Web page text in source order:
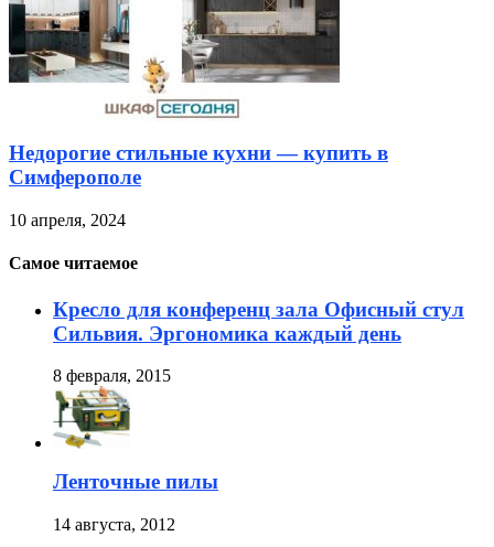
Недорогие стильные кухни — купить в
Симферополе
10 апреля, 2024
Самое читаемое
Кресло для конференц зала Офисный стул
Сильвия. Эргономика каждый день
8 февраля, 2015
Ленточные пилы
14 августа, 2012